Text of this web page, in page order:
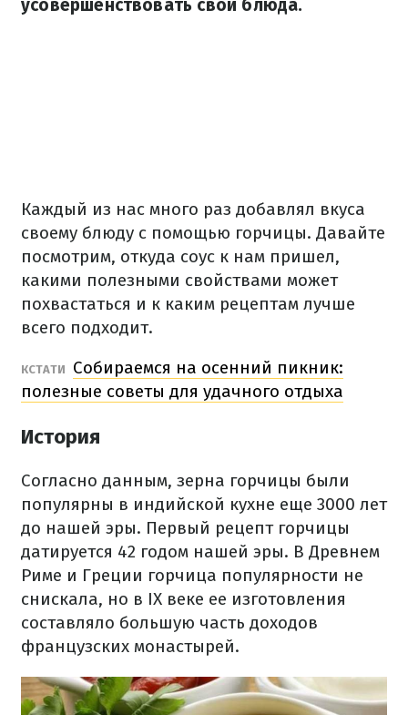
усовершенствовать свои блюда.
Каждый из нас много раз добавлял вкуса
своему блюду с помощью горчицы. Давайте
посмотрим, откуда соус к нам пришел,
какими полезными свойствами может
похвастаться и к каким рецептам лучше
всего подходит.
КСТАТИ
Собираемся на осенний пикник:
полезные советы для удачного отдыха
История
Согласно данным, зерна горчицы были
популярны в индийской кухне еще 3000 лет
до нашей эры. Первый рецепт горчицы
датируется 42 годом нашей эры. В Древнем
Риме и Греции горчица популярности не
снискала, но в IX веке ее изготовления
составляло большую часть доходов
французских монастырей.